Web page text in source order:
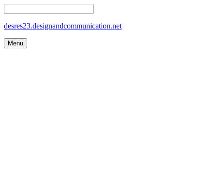
desres23.designandcommunication.net
Menu